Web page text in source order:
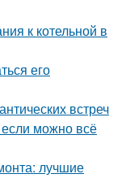
к котельной в
его
встреч
можно всё
лучшие